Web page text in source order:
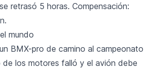
retrasó 5 horas. Compensación:
mundo
BMX-pro de camino al campeonato
de los motores falló y el avión debe